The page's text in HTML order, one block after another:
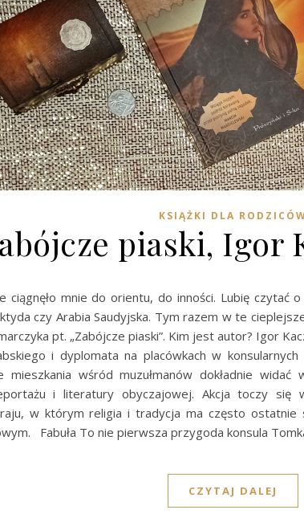
KSIĄŻKI DLA
piaski, Igor
ciągnęło mnie do orientu, do inności. Lubię czytać
czy Arabia Saudyjska. Tym razem w te
pt. „Zabójcze piaski”. Kim jest autor? Igor
i dyplomata na placówkach w
mieszkania wśród muzułmanów dokładnie
i literatury obyczajowej. Akcja toczy się
w którym religia i tradycja ma często ostatnie
Fabuła To nie pierwsza przygoda konsula
CZYTAJ DALEJ